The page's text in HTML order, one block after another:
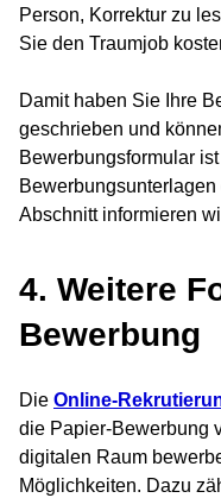
Person, Korrektur zu
Sie den Traumjob
Damit haben Sie Ihre
geschrieben und
Bewerbungsformular
Abschnitt informieren
4. Weitere
Bewerbung
Die Online-
die Papier-Bewerbung
digitalen Raum
Möglichkeiten. Dazu